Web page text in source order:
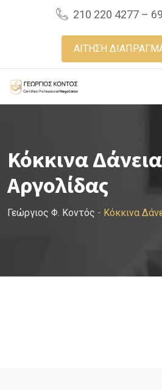
210 220 4277 –
ΑΙΤΗΣΗ
Κόκκινα
Αργολίδας
Γεώργιος Φ. Κοντός - Κόκκινα